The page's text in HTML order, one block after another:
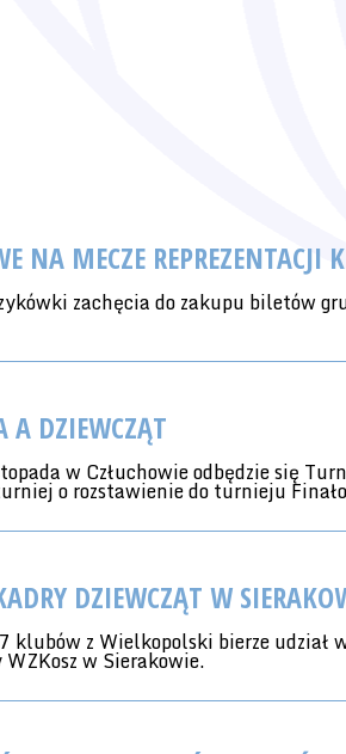
NA MECZE REPREZENTACJI
zachęcia do zakupu biletów
A DZIEWCZĄT
w Człuchowie odbędzie się
o rozstawienie do turnieju
DZIEWCZĄT W
klubów z Wielkopolski bierze
w Sierakowie.